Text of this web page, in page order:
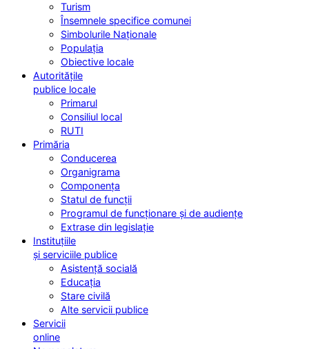
Turism
Însemnele specifice comunei
Simbolurile Naționale
Populația
Obiective locale
Autoritățile
publice locale
Primarul
Consiliul local
RUTI
Primăria
Conducerea
Organigrama
Componența
Statul de funcții
Programul de funcționare și de audiențe
Extrase din legislație
Instituțiile
și serviciile publice
Asistență socială
Educația
Stare civilă
Alte servicii publice
Servicii
online